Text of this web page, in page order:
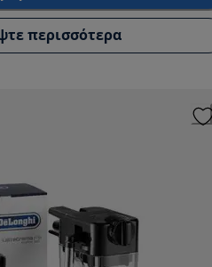
περισσότερα